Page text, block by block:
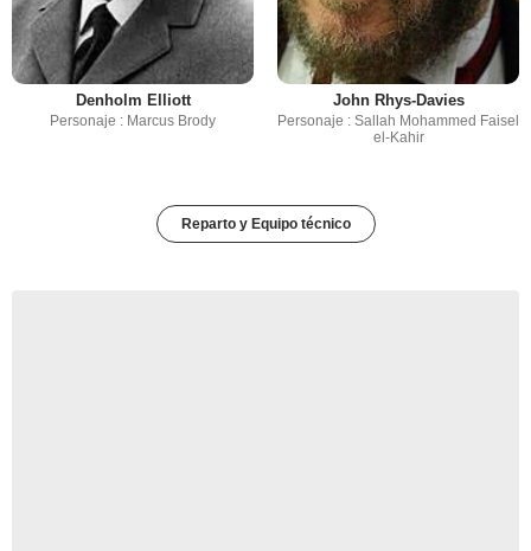
Denholm Elliott
Personaje : Marcus Brody
John Rhys-Davies
Personaje : Sallah Mohammed Faisel
el-Kahir
Reparto y Equipo técnico